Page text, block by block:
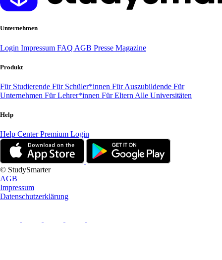
Unternehmen
Login Impressum FAQ AGB Presse Magazine
Produkt
Für Studierende Für Schüler*innen Für Auszubildende Für
Unternehmen Für Lehrer*innen Für Eltern Alle Universitäten
Help
Help CenterPremium Login
© StudySmarter
AGB
Impressum
Datenschutzerklärung